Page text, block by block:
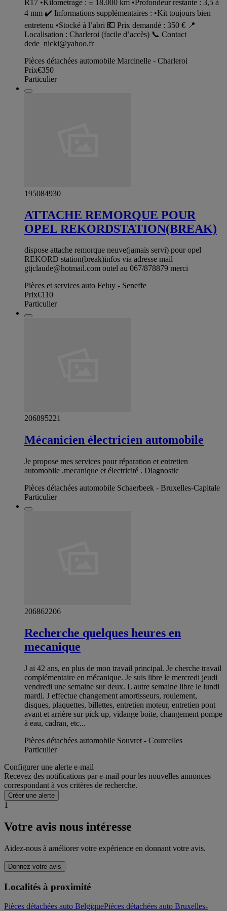
R17 •Kilométrage : ± 18.000 km •Profondeur restante : 3,5 à
4 mm ✔️ Informations supplémentaires : •Kit toujours bien
entretenu •Stocké à l’abri 💶 Prix demandé : 350 € 📍
Localisation : Charleroi (facile d’accès) 📞 Contact
dede_nicki@yahoo.fr
Pièces détachées automobile Marcinelle - Charleroi
Prix€350
Particulier
195084930
ATTACHE REMORQUE POUR
OPEL REKORDSTATION(BREAK)
dispose attache remorque neuve(jamais servi) pour opel
REKORD station(break)infos via adresse mail
gtjclaude@hotmail.com outel au 067/878879 merci
Pièces et services auto Feluy - Seneffe
Prix€110
Particulier
206895221
Mécanicien électricien automobile
Je propose mes services pour réparation et entretien
automobile .mecanique et électricité . Diagnostic
Pièces détachées automobile Schaerbeek - Bruxelles-Capitale
Particulier
206862206
Recherche quelques heures en
mecanique
J ai 42 ans, en plus de mon travail principal. Je cherche travail
complémentaire en mécanique. Je suis libre le mercredi jeudi
vendredi une semaine sur deux. L autre semaine libre le lundi
mardi. J effectue changement amortisseurs, roulement,
disques, plaquettes, billettes, entretien moteur, entretien pont
avant et arrière sur pick up, vidange boite, changement pompe
à eau, cadran, etc...
Pièces détachées automobile Souvret - Courcelles
Particulier
Configurer une alerte e-mail
Recevez des notifications par e-mail pour les nouvelles annonces
correspondant à vos critères de recherche.
Créer une alerte
1
Votre avis nous intéresse
Aidez-nous à améliorer votre expérience en donnant votre avis.
Donnez votre avis
Localités à proximité
Pièces détachées auto BelgiquePièces détachées auto Bruxelles-